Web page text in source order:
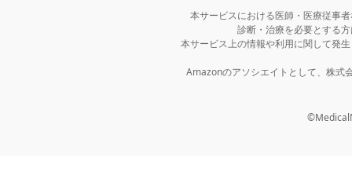
本サービスにおける医師・医療従事
診断・治療を必要とする
本サービス上の情報や利用に関して発
Amazonのアソシエイトとして、株式